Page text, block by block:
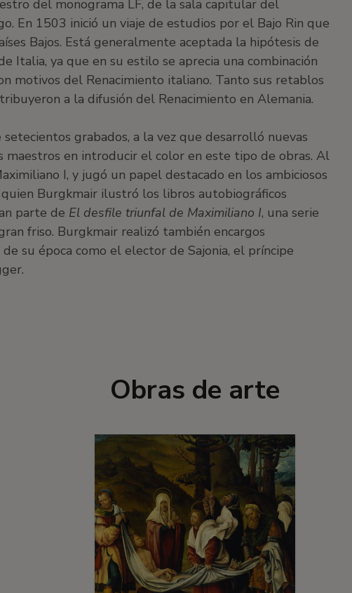
del monograma LF, de la sala capitular del
En 1503 inició un viaje de estudios por el Bajo Rin que
Bajos. Está generalmente aceptada la hipótesis de
Italia, ya que en su estilo se aprecia una combinación
motivos del Renacimiento italiano. Tanto sus retablos
a la difusión del Renacimiento en Alemania.
grabados, a la vez que desarrolló nuevas
maestros en introducir el color en este tipo de obras. Al
I, y jugó un papel destacado en los ambiciosos
Burgkmair ilustró los libros autobiográficos
parte de El desfile triunfal de Maximiliano I, una serie
friso. Burgkmair realizó también encargos
su época como el elector de Sajonia, el príncipe
Obras de arte